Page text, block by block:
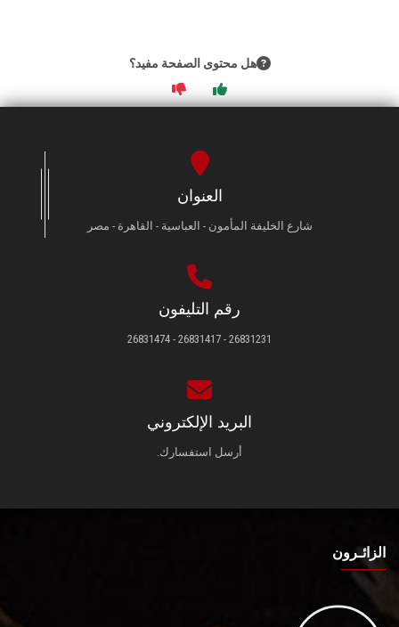
الزائـرون
سجل الان
هل محتوى الصفحة مفيد؟
العنوان
شارع الخليفة المأمون - العباسية - القاهرة - مصر
رقم التليفون
26831231 - 26831417 - 26831474
البريد الإلكتروني
أرسل استفسارك.
الزائـرون